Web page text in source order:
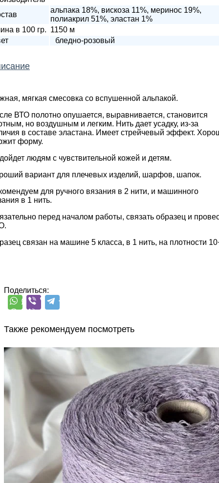
альпака 18%, вискоза 11%, меринос 19%,
полиакрил 51%, эластан 1%
в 100 гр. 1150 м
бледно-розовый
мягкая смесовка со вспушенной альпакой.
ВТО полотно опушается, выравнивается, становится
но воздушным и легким. Нить дает усадку, из-за
в составе эластана. Имеет стрейчевый эффект.
форму.
людям с чувствительной кожей и детям.
вариант для плечевых изделий, шарфов, шапок.
для ручного вязания в 2 нити, и машинного
в 1 нить.
перед началом работы, связать образец и
связан на машине 5 класса, в 1 нить, на плотности
Поделиться:
Также рекомендуем посмотреть
В наличии 8110
G&G Filati
Millefili
кашемир 30%, меринос экстрафайн
суперджилонг 70%
750 м/100 гсветло-лавандовый
1 050₽
за 100 г
Купить